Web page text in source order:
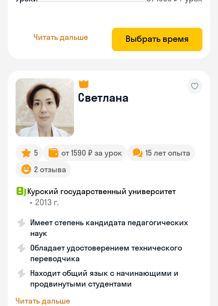
Читать дальше Выбрать время
Светлана
5 от 1590 ₽ за урок
15 лет опыта
2 отзыва
Курский государственный университет
• 2013 г.
Имеет степень кандидата педагогических
наук
Обладает удостоверением технического
переводчика
Находит общий язык с начинающими и
продвинутыми студентами
Читать дальше